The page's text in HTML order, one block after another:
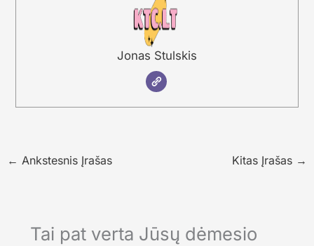
Jonas Stulskis
← Ankstesnis Įrašas Kitas Įrašas →
Tai pat verta Jūsų dėmesio